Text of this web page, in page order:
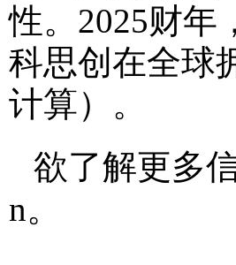
性。2025财年
科思创在全球
计算）。
欲了解更多
n。